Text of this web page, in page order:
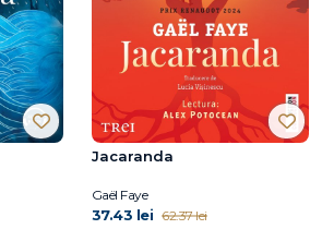
Jacaranda
Gaël Faye
37.43 lei 62.37 lei